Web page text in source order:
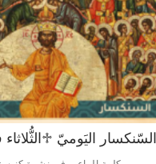
♱السّنكسار اليَوميّ ♱الثُّلاثاء في 21 تمُّوز